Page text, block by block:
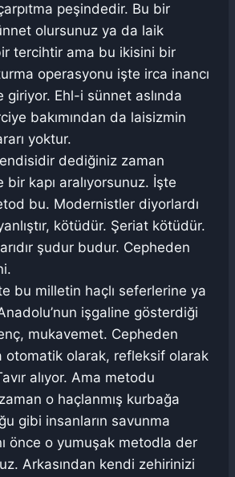
peşindedir. Bu bir
olursunuz ya da laik
tercihtir ama bu ikisini bir
operasyonu işte irca inancı
giriyor. Ehl-i sünnet aslında
bakımından da laisizmin
yoktur.
dediğiniz zaman
kapı aralıyorsunuz. İşte
bu. Modernistler diyorlardı
kötüdür. Şeriat kötüdür.
şudur budur. Cepheden
bu milletin haçlı seferlerine ya
işgaline gösterdiği
mukavemet. Cepheden
otomatik olarak, refleksif olarak
alıyor. Ama metodu
o haçlanmış kurbağa
gibi insanların savunma
önce o yumuşak metodla der
Arkasından kendi zehirinizi